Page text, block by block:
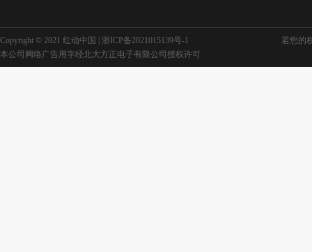
Copyright © 2021 红动中国 | 浙ICP备2021015139号-1
若您的
本公司网络广告用字经北大方正电子有限公司授权许可